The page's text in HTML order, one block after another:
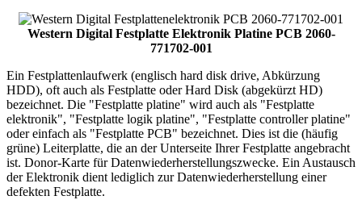
Western Digital Festplatte Elektronik Platine PCB 2060-
771702-001
Ein Festplattenlaufwerk (englisch hard disk drive, Abkürzung
HDD), oft auch als Festplatte oder Hard Disk (abgekürzt HD)
bezeichnet. Die "Festplatte platine" wird auch als "Festplatte
elektronik", "Festplatte logik platine", "Festplatte controller platine"
oder einfach als "Festplatte PCB" bezeichnet. Dies ist die (häufig
grüne) Leiterplatte, die an der Unterseite Ihrer Festplatte angebracht
ist. Donor-Karte für Datenwiederherstellungszwecke. Ein Austausch
der Elektronik dient lediglich zur Datenwiederherstellung einer
defekten Festplatte.